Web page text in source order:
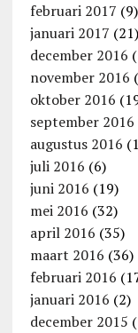
februari 2017 (9)
januari 2017 (21)
december 2016
november 2016
oktober 2016
september 2016
augustus 2016
juli 2016 (6)
juni 2016 (19)
mei 2016 (32)
april 2016 (35)
maart 2016 (36)
februari 2016
januari 2016 (2)
december 2015